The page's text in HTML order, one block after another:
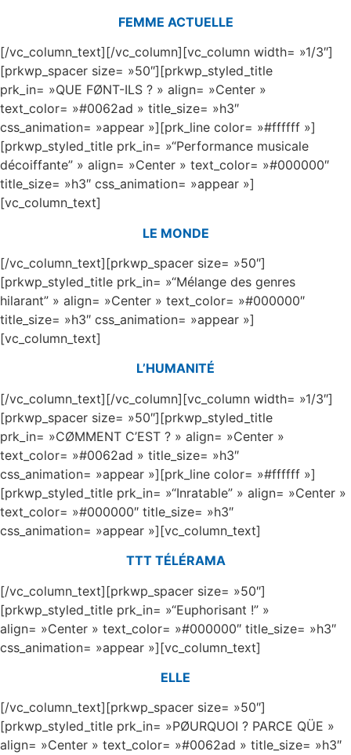
FEMME ACTUELLE
[/vc_column_text][/vc_column][vc_column width= »1/3″]
[prkwp_spacer size= »50″][prkwp_styled_title
prk_in= »QUE FØNT-ILS ? » align= »Center »
text_color= »#0062ad » title_size= »h3″
css_animation= »appear »][prk_line color= »#ffffff »]
[prkwp_styled_title prk_in= »“Performance musicale
décoiffante” » align= »Center » text_color= »#000000″
title_size= »h3″ css_animation= »appear »]
[vc_column_text]
LE MONDE
[/vc_column_text][prkwp_spacer size= »50″]
[prkwp_styled_title prk_in= »“Mélange des genres
hilarant” » align= »Center » text_color= »#000000″
title_size= »h3″ css_animation= »appear »]
[vc_column_text]
L’HUMANITÉ
[/vc_column_text][/vc_column][vc_column width= »1/3″]
[prkwp_spacer size= »50″][prkwp_styled_title
prk_in= »CØMMENT C’EST ? » align= »Center »
text_color= »#0062ad » title_size= »h3″
css_animation= »appear »][prk_line color= »#ffffff »]
[prkwp_styled_title prk_in= »“Inratable” » align= »Center »
text_color= »#000000″ title_size= »h3″
css_animation= »appear »][vc_column_text]
TTT TÉLÉRAMA
[/vc_column_text][prkwp_spacer size= »50″]
[prkwp_styled_title prk_in= »“Euphorisant !” »
align= »Center » text_color= »#000000″ title_size= »h3″
css_animation= »appear »][vc_column_text]
ELLE
[/vc_column_text][prkwp_spacer size= »50″]
[prkwp_styled_title prk_in= »PØURQUOI ? PARCE QÜE »
align= »Center » text_color= »#0062ad » title_size= »h3″